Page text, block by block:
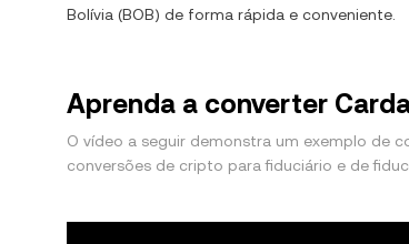
Bolívia (BOB) de forma rápida e conveniente.
Aprenda a converter
O vídeo a seguir demonstra um exemplo de
conversões de cripto para fiduciário e de